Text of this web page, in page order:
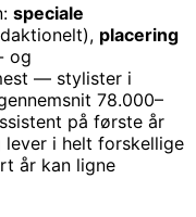
speciale
placering
og
— stylister i
78.000–
på første år
i helt forskellige
år kan ligne